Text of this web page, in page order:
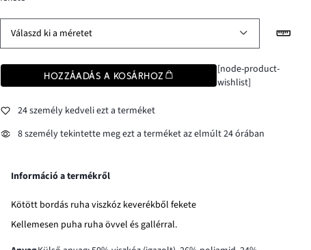
Válaszd ki a méretet
HOZZÁADÁS A KOSÁRHOZ
[node-product-
wishlist]
24 személy kedveli ezt a terméket
8 személy tekintette meg ezt a terméket az elmúlt 24 órában
Információ a termékről
Kötött bordás ruha viszkóz keverékből fekete
Kellemesen puha ruha övvel és gallérral.